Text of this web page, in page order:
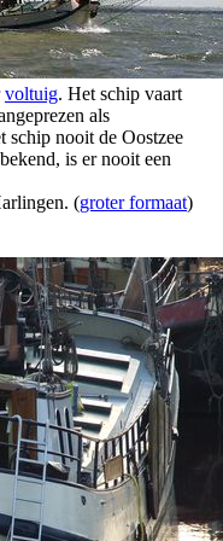
voltuig. Het schip vaart
als
schip nooit de Oostzee
is er nooit een
(groter formaat)